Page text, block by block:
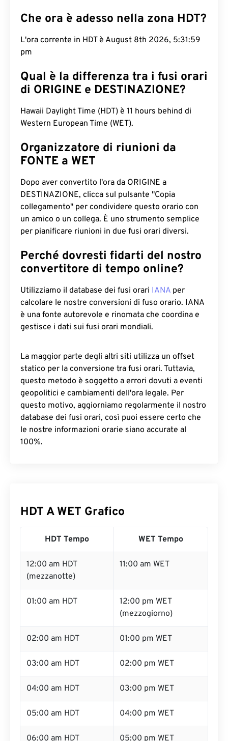
Che ora è adesso nella zona HDT?
L'ora corrente in HDT è August 8th 2026, 5:32:00
pm
Qual è la differenza tra i fusi orari
di ORIGINE e DESTINAZIONE?
Hawaii Daylight Time (HDT) è 11 hours behind di
Western European Time (WET).
Organizzatore di riunioni da
FONTE a WET
Dopo aver convertito l'ora da ORIGINE a
DESTINAZIONE, clicca sul pulsante "Copia
collegamento" per condividere questo orario con
un amico o un collega. È uno strumento semplice
per pianificare riunioni in due fusi orari diversi.
Perché dovresti fidarti del nostro
convertitore di tempo online?
Utilizziamo il database dei fusi orari IANA per
calcolare le nostre conversioni di fuso orario. IANA
è una fonte autorevole e rinomata che coordina e
gestisce i dati sui fusi orari mondiali.
La maggior parte degli altri siti utilizza un offset
statico per la conversione tra fusi orari. Tuttavia,
questo metodo è soggetto a errori dovuti a eventi
geopolitici e cambiamenti dell'ora legale. Per
questo motivo, aggiorniamo regolarmente il nostro
database dei fusi orari, così puoi essere certo che
le nostre informazioni orarie siano accurate al
100%.
HDT A WET Grafico
HDT Tempo WET Tempo
12:00 am HDT
(mezzanotte)
11:00 am WET
01:00 am HDT
12:00 pm WET
(mezzogiorno)
02:00 am HDT 01:00 pm WET
03:00 am HDT 02:00 pm WET
04:00 am HDT 03:00 pm WET
05:00 am HDT 04:00 pm WET
06:00 am HDT 05:00 pm WET